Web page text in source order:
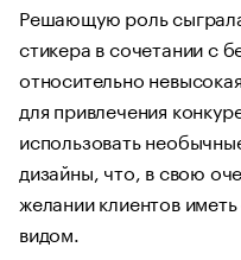
Решающую роль
стикера в сочетании с
относительно
для привлечения
использовать
дизайны, что, в свою
желании клиентов
видом.